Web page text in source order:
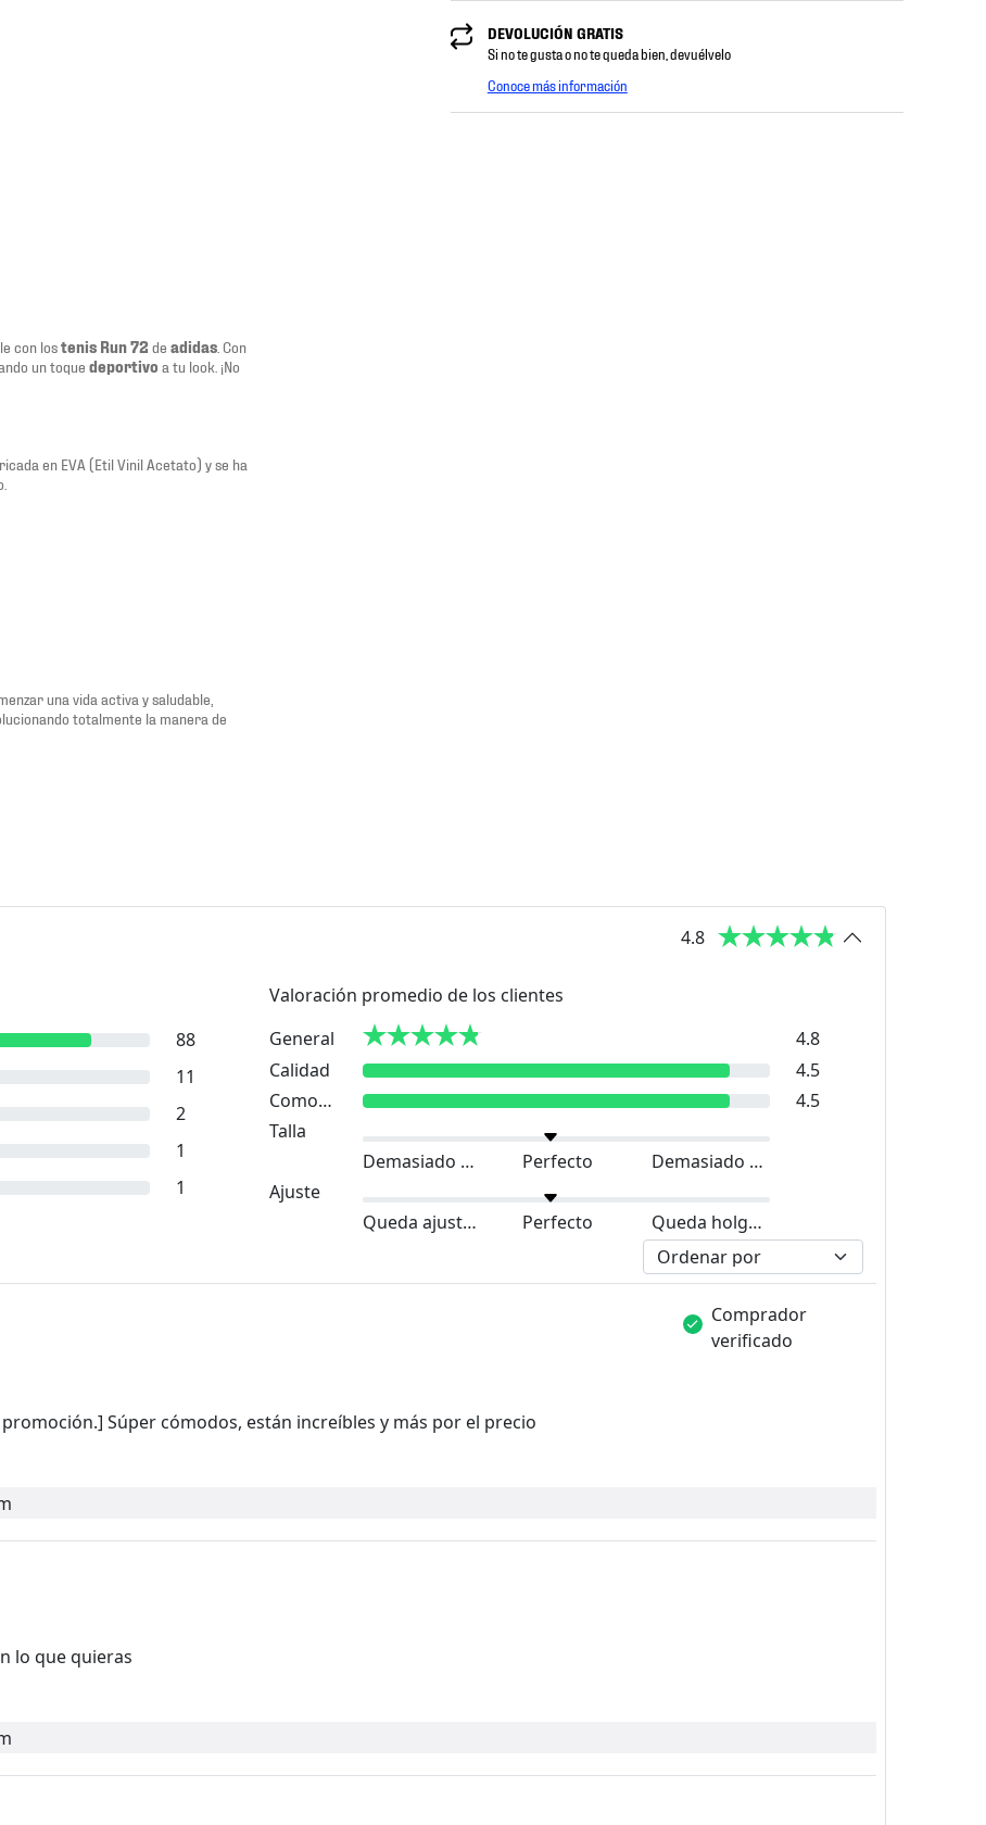
DEVOLUCIÓN GRATIS
Si no te gusta o no te queda bien, devuélvelo
Conoce más información
con lostenis Run 72 de adidas . Con
un toque deportivo a tu look. ¡No
en EVA (Etil Vinil Acetato) y se ha
una vida activa y saludable,
totalmente la manera de
4.8
88
11
2
1
1
Valoración promedio de los clientes
General
4.8
Calidad
4.5
Comodidad
4.5
Talla
Demasiado pequeño
Perfecto
Demasiado grande
Ajuste
Queda ajustado
Perfecto Queda holgado
Comprador
verificado
Súper cómodos, están increíbles y más por el precio
lo que quieras